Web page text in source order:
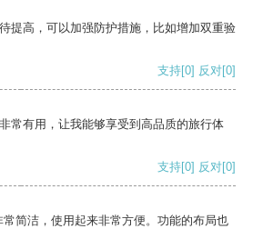
提高，可以加强防护措施，比如增加双重验
支持[0] 反对[0]
常有用，让我能够享受到高品质的旅行体
支持[0] 反对[0]
简洁，使用起来非常方便。功能的布局也